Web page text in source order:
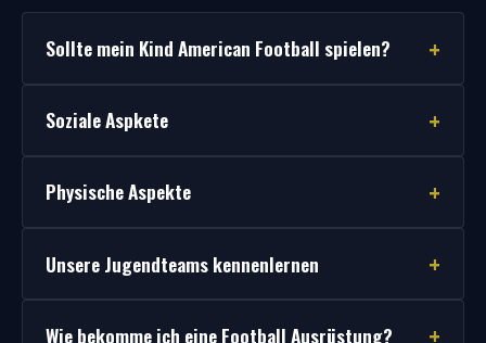
Sollte mein Kind American Football spielen?
Soziale Aspkete
Physische Aspekte
Unsere Jugendteams kennenlernen
Wie bekomme ich eine Football Ausrüstung?